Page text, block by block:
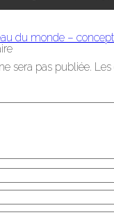
du monde –
sera pas publiée.